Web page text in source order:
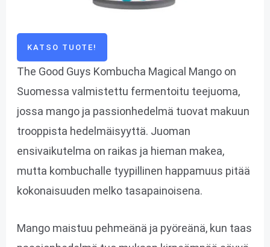
KATSO TUOTE!
The Good Guys Kombucha Magical Mango on
Suomessa valmistettu fermentoitu teejuoma,
jossa mango ja passionhedelmä tuovat makuun
trooppista hedelmäisyyttä. Juoman
ensivaikutelma on raikas ja hieman makea,
mutta kombuchalle tyypillinen happamuus pitää
kokonaisuuden melko tasapainoisena.
Mango maistuu pehmeänä ja pyöreänä, kun taas